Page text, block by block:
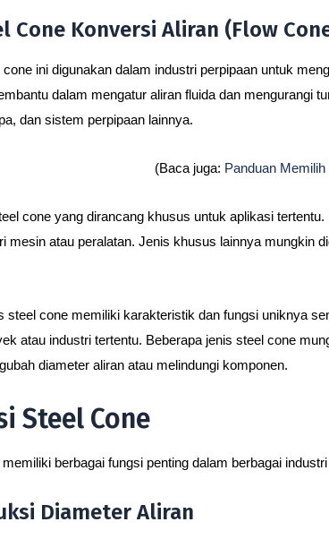
Cone Konversi Aliran (Flow
ini digunakan dalam industri perpipaan untuk
dalam mengatur aliran fluida dan mengurangi
dan sistem perpipaan lainnya.
(Baca juga: Panduan
cone yang dirancang khusus untuk aplikasi
mesin atau peralatan. Jenis khusus lainnya mungkin
steel cone memiliki karakteristik dan fungsi uniknya
atau industri tertentu. Beberapa jenis steel cone
diameter aliran atau melindungi komponen.
Steel Cone
berbagai fungsi penting dalam berbagai
Diameter Aliran